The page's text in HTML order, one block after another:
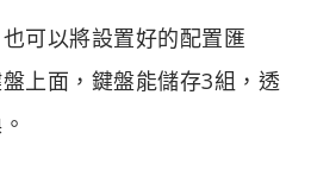
可以將設置好的配置匯
上面，鍵盤能儲存3組，透